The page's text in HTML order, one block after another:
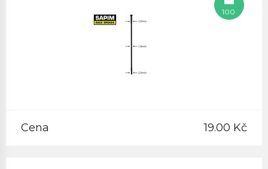
100
Cena 19.00 Kč